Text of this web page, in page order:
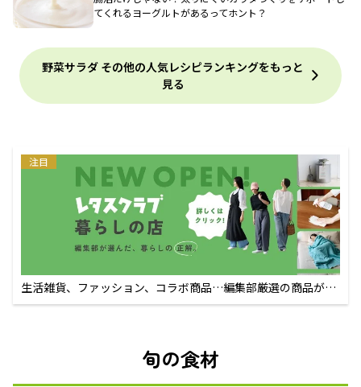
てくれるヨーグルトがあるってホント？
野菜サラダ その他の人気レシピランキングをもっと
見る
注目
生活雑貨、ファッション、コラボ商品…編集部厳選の商品が買
えるECサイト
旬の食材